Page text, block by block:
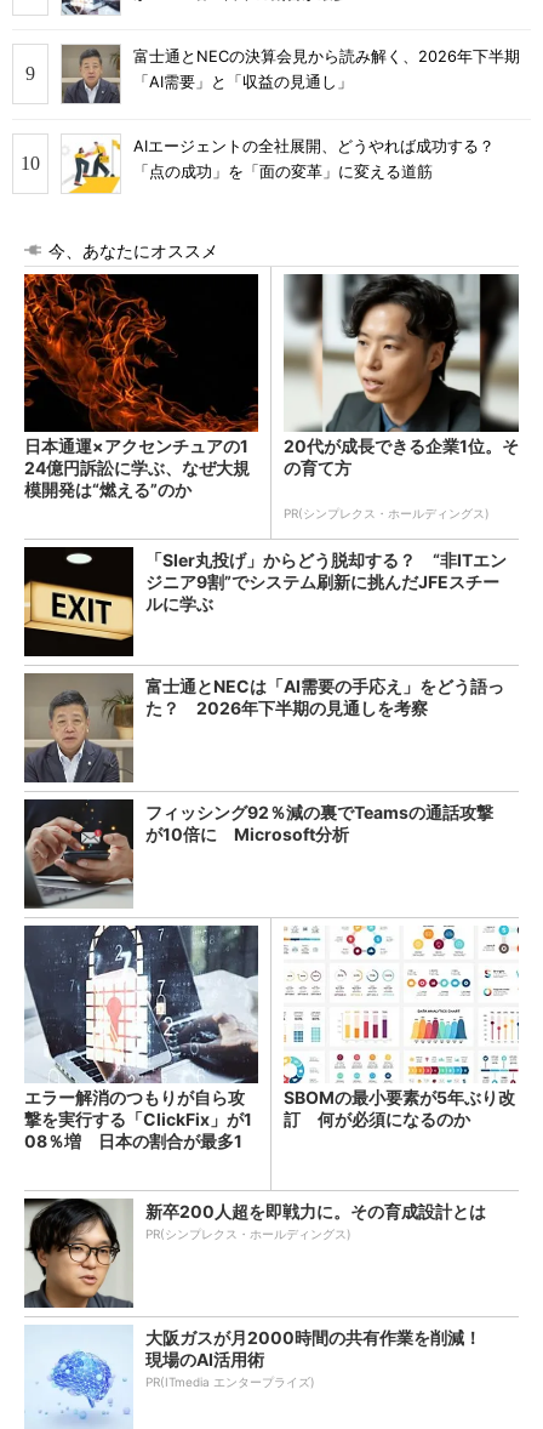
富士通とNECの決算会見から読み解く、2026年下半期
「AI需要」と「収益の見通し」
AIエージェントの全社展開、どうやれば成功する？
「点の成功」を「面の変革」に変える道筋
今、あなたにオススメ
日本通運×アクセンチュアの1
24億円訴訟に学ぶ、なぜ大規
模開発は“燃える”のか
20代が成長できる企業1位。そ
の育て方
PR(シンプレクス・ホールディングス)
「SIer丸投げ」からどう脱却する？ “非ITエン
ジニア9割”でシステム刷新に挑んだJFEスチー
ルに学ぶ
富士通とNECは「AI需要の手応え」をどう語っ
た？ 2026年下半期の見通しを考察
フィッシング92％減の裏でTeamsの通話攻撃
が10倍に Microsoft分析
エラー解消のつもりが自ら攻
撃を実行する「ClickFix」が1
08％増 日本の割合が最多1
SBOMの最小要素が5年ぶり改
訂 何が必須になるのか
新卒200人超を即戦力に。その育成設計とは
PR(シンプレクス・ホールディングス)
大阪ガスが月2000時間の共有作業を削減！
現場のAI活用術
PR(ITmedia エンタープライズ)